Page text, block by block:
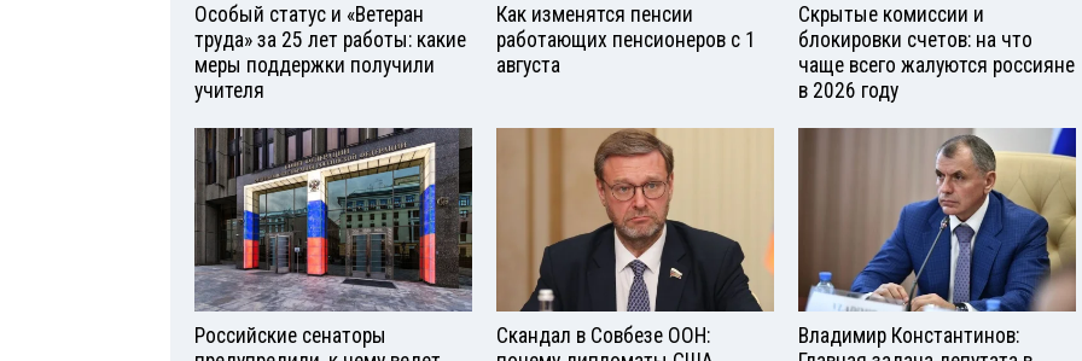
Особый статус и «Ветеран
труда» за 25 лет работы: какие
меры поддержки получили
учителя
Как изменятся пенсии
работающих пенсионеров с 1
августа
Скрытые комиссии и
блокировки счетов: на что
чаще всего жалуются россияне
в 2026 году
Российские сенаторы
Скандал в Совбезе ООН:
Владимир Константинов: